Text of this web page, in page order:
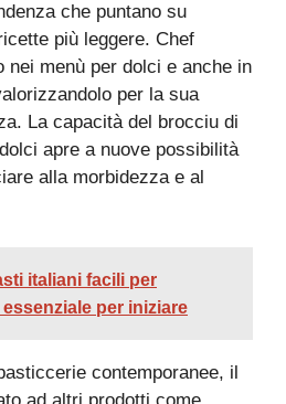
che puntano su
più leggere. Chef
nei menù per dolci e anche in
per la sua
La capacità del brocciu di
apre a nuove possibilità
alla morbidezza e al
italiani facili per
per iniziare
contemporanee, il
ad altri prodotti come